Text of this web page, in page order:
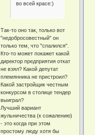
во всей красе:)
Так-то оно так, только вот
"недобросовестный" он
только тем, что "спалился".
Кто-то может покажет какой
директор предприятия откат
не взял? Какой депутат
племянника не пристроил?
Какой застройщик честным
конкурсом в столице тендер
выиграл?
Лучший вариант
жульничества (к сожалению)
- это когда при этом
простому люду хотя бы